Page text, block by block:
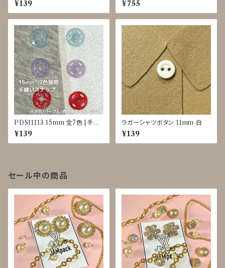
¥139 ¥755
PDS11113 15mm 全7色 [手付
けプラスナップ] [カラフル] [ベビ
ー服]
¥139
ラガーシャツボタン 11mm 白
¥139
セール中の商品